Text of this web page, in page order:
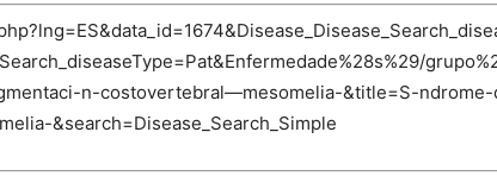
n-costovertebral—mesomelia-&title=S-
&search=Disease_Search_Simple